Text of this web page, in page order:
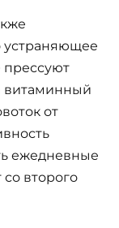
устраняющее
прессуют
витаминный
от
ежедневные
второго